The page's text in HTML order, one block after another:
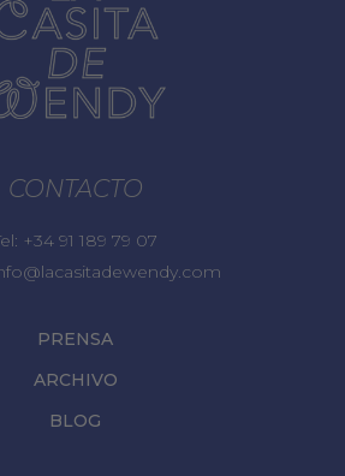
CONTACTO
+34 91 189 79 07
PRENSA
ARCHIVO
BLOG